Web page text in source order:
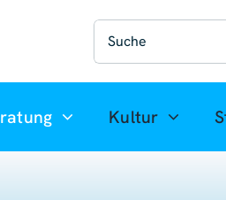
Suche
nach:
Kultur